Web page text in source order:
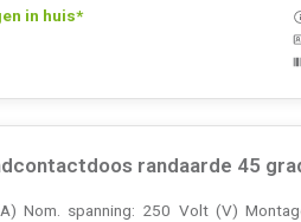
in huis*
randaarde 45
Nom. spanning: 250 Volt (V)